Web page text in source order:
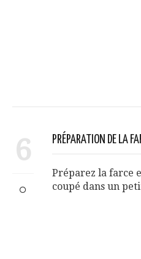
6 PRÉPARATION DE LA
Préparez la farce
coupé dans un